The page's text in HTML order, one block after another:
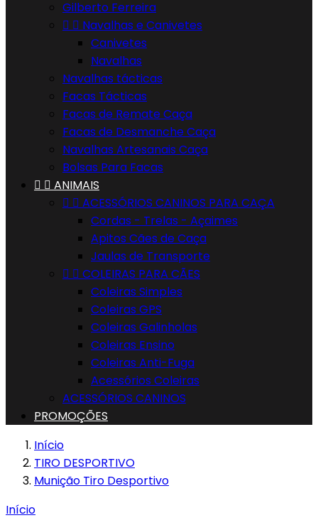
Gilberto Ferreira
  Navalhas e Canivetes
Canivetes
Navalhas
Navalhas tácticas
Facas Tácticas
Facas de Remate Caça
Facas de Desmanche Caça
Navalhas Artesanais Caça
Bolsas Para Facas
  ANIMAIS
  ACESSÓRIOS CANINOS PARA CAÇA
Cordas - Trelas - Açaimes
Apitos Cães de Caça
Jaulas de Transporte
  COLEIRAS PARA CÃES
Coleiras Simples
Coleiras GPS
Coleiras Galinholas
Coleiras Ensino
Coleiras Anti-Fuga
Acessórios Coleiras
ACESSÓRIOS CANINOS
PROMOÇÕES
Início
TIRO DESPORTIVO
Munição Tiro Desportivo
Início